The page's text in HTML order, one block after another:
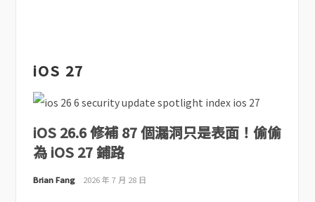
iOS 27
iOS 26.6 修補 87 個漏洞只是表面！偷偷
為 iOS 27 鋪路
Brian Fang 2026 年 7 月 28 日